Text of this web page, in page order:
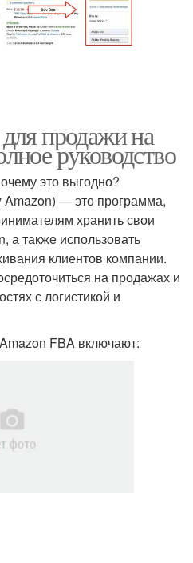
продажи на
руководство
это выгодно?
— это программа,
хранить свои
а также использовать
клиентов компании.
на продажах и
с логистикой и
FBA включают: